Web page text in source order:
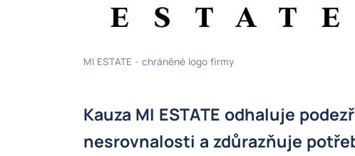
MI ESTATE - chráněné logo firmy
Kauza MI ESTATE odhaluje
nesrovnalosti a zdůrazňuje